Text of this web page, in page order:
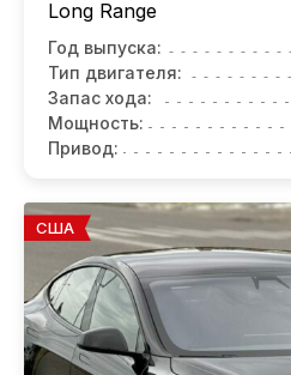
Long Range
Год выпуска:
Тип двигателя:
Запас хода:
Мощность:
Привод:
США